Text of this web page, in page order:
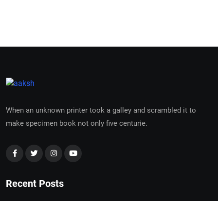
When an unknown printer took a galley and scrambled it to
make specimen book not only five centurie.
Recent Posts